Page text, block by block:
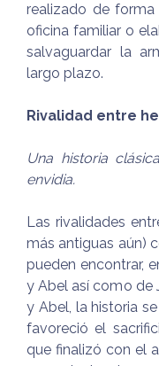
realizado de
oficina familiar o
salvaguardar la
largo plazo.
Rivalidad entre
Una historia
envidia.
Las rivalidades
más antiguas aún)
pueden encontrar,
y Abel así como de
y Abel, la historia
favoreció el
que finalizó con el